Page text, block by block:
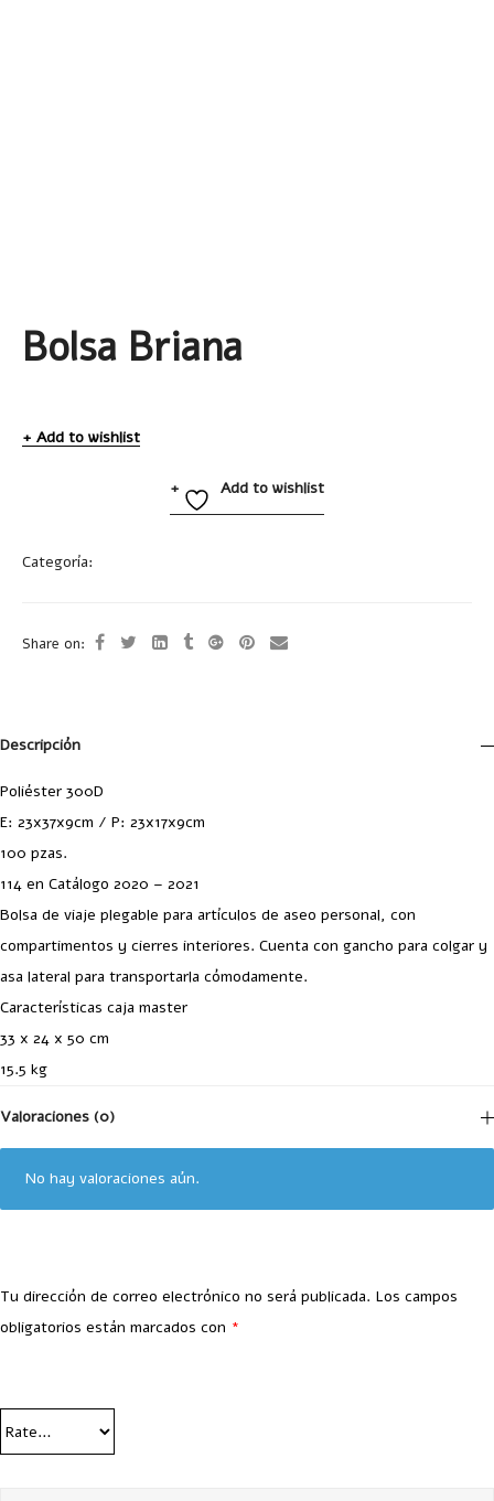
Bolsa Briana
Add to wishlist
Add to wishlist
Categoría:
Share on:
Descripción
Poliéster 300D
E: 23x37x9cm / P: 23x17x9cm
100 pzas.
114 en Catálogo 2020 – 2021
Bolsa de viaje plegable para artículos de aseo personal, con
compartimentos y cierres interiores. Cuenta con gancho para colgar y
asa lateral para transportarla cómodamente.
Características caja master
33 x 24 x 50 cm
15.5 kg
Valoraciones (0)
No hay valoraciones aún.
Tu dirección de correo electrónico no será publicada. Los campos
obligatorios están marcados con *